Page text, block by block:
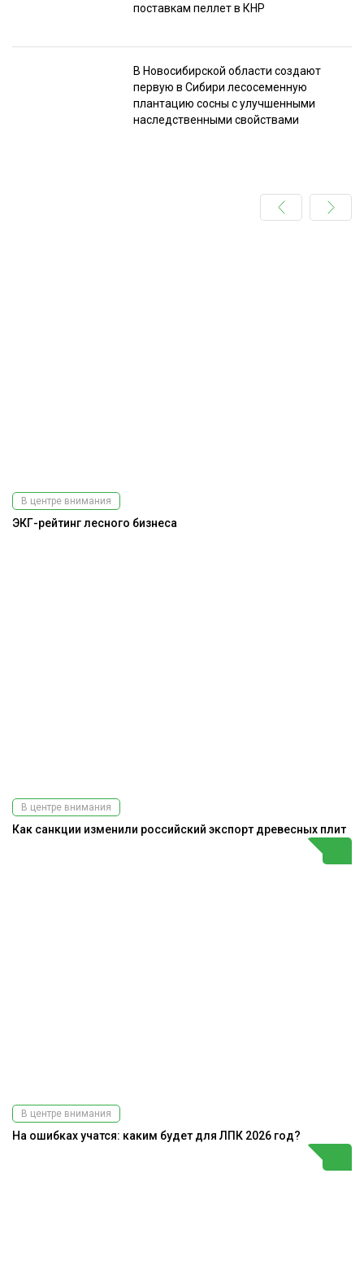
поставкам пеллет в КНР
В Новосибирской области создают
первую в Сибири лесосеменную
плантацию сосны с улучшенными
наследственными свойствами
В центре внимания
ЭКГ-рейтинг лесного бизнеса
В центре внимания
Как санкции изменили российский экспорт древесных плит
В центре внимания
На ошибках учатся: каким будет для ЛПК 2026 год?